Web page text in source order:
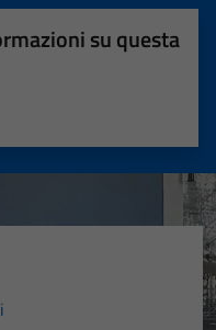
su questa
5